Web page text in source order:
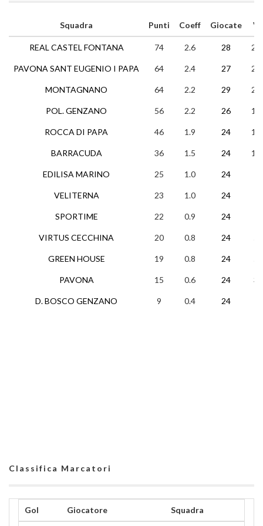
Squadra
REAL CASTEL FONTANA
PAVONA SANT EUGENIO I PAPA
MONTAGNANO
POL. GENZANO
ROCCA DI PAPA
BARRACUDA
EDILISA MARINO
VELITERNA
SPORTIME
VIRTUS CECCHINA
GREEN HOUSE
PAVONA
D. BOSCO GENZANO
Punti Coeff Giocate V
74 2.6 28 24
64 2.4 27 20
64 2.2 29 20
56 2.2 26 17
46 1.9 24 15
36 1.5 24 11
25 1.0 24
23 1.0 24
22 0.9 24
20 0.8 24
19 0.8 24
15 0.6 24 3
9 0.4 24
Classifica Marcatori
Gol Giocatore Squadra